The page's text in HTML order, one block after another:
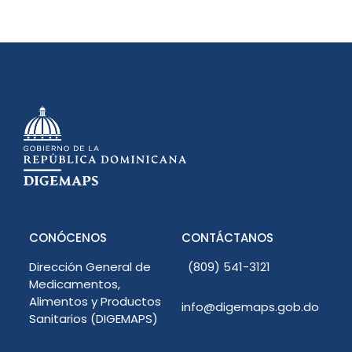
CONÓCENOS
Dirección General de
Medicamentos,
Alimentos y Productos
Sanitarios (DIGEMAPS)
CONTÁCTANOS
(809) 541-3121
info@digemaps.gob.do